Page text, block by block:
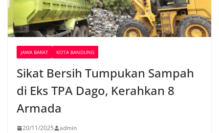
JAWA BARAT KOTA BANDUNG
Sikat Bersih Tumpukan Sampah
di Eks TPA Dago, Kerahkan 8
Armada
20/11/2025 admin